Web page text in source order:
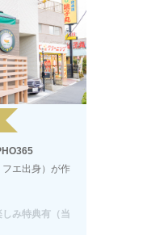
エ出身）が作
しみ特典有（当